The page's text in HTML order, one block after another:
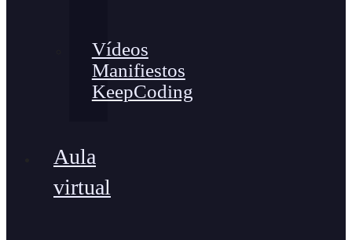
Vídeos
Manifiestos
KeepCoding
Aula
virtual